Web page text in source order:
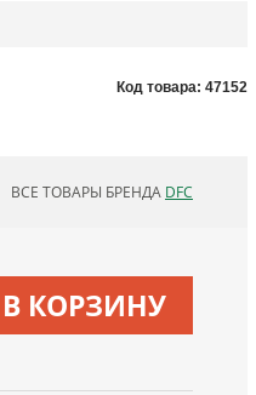
Код товара: 47152
ОБНОВЛЯЮ СПИСОК
ВСЕ ТОВАРЫ БРЕНДА DFC
В КОРЗИНУ